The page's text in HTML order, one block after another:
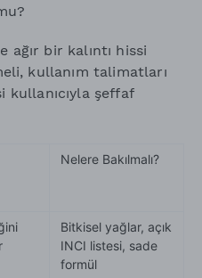
bir kalıntı hissi
kullanım talimatları
kullanıcıyla şeffaf
Nelere Bakılmalı?
Bitkisel yağlar, açık
INCI listesi, sade
formül